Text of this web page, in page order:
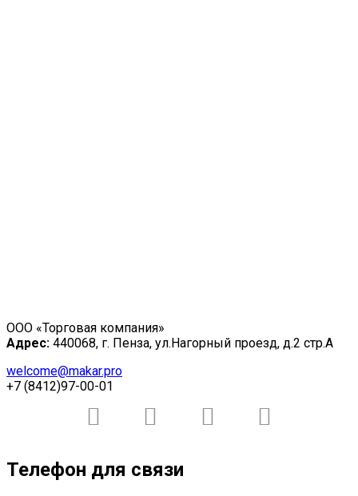
ООО «Торговая компания»
Адрес: 440068, г. Пенза, ул.Нагорный проезд, д.2 стр.А
welcome@makar.pro
+7 (8412)97-00-01
Телефон для связи